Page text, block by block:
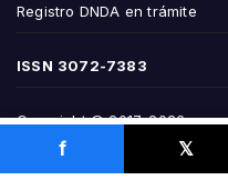
Registro DNDA en trámite
ISSN 3072-7383
Copyright © 2017-2026
Edición N° 2232
f 𝕏